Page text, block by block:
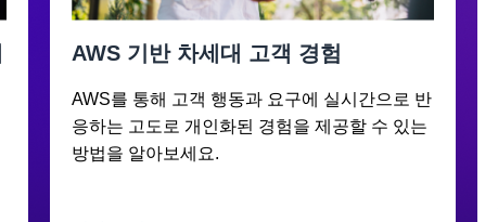
AWS 기반 차세대 고객 경험
AWS를 통해 고객 행동과 요구에 실시간으로 반
응하는 고도로 개인화된 경험을 제공할 수 있는
방법을 알아보세요.